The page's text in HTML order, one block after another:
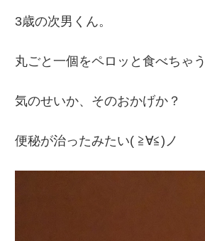
3歳の次男くん。
丸ごと一個をペロッと食べちゃ
気のせいか、そのおかげか？
便秘が治ったみたい( ≧∀≦)ノ